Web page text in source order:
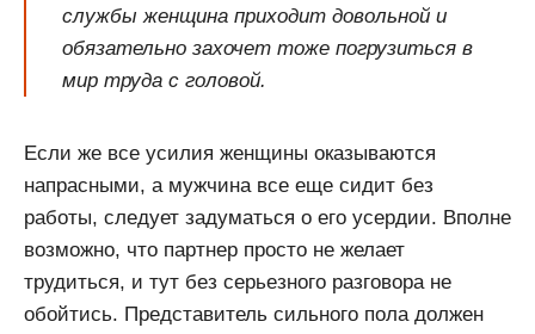
службы женщина приходит довольной и
обязательно захочет тоже погрузиться в
мир труда с головой.
Если же все усилия женщины оказываются
напрасными, а мужчина все еще сидит без
работы, следует задуматься о его усердии. Вполне
возможно, что партнер просто не желает
трудиться, и тут без серьезного разговора не
обойтись. Представитель сильного пола должен